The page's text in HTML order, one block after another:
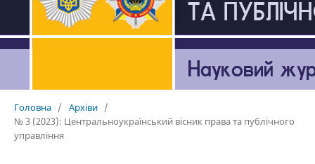
Головна / Архіви /
№ 3 (2023): Центральноукраїнський вісник права та публічного
управління